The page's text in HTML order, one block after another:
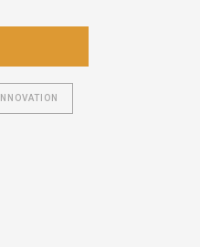
INNOVATION